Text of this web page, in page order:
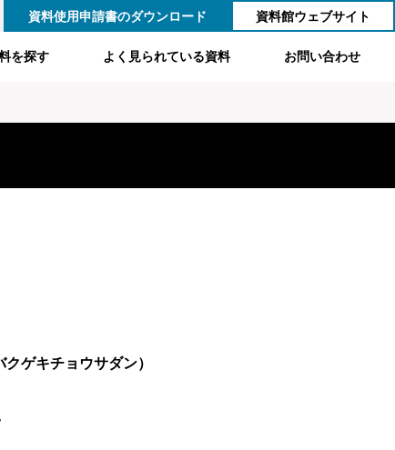
資料使用申請書のダウンロード 資料館ウェブサイト
を探す よく見られている資料 お問い合わせ
ゲキチョウサダン）